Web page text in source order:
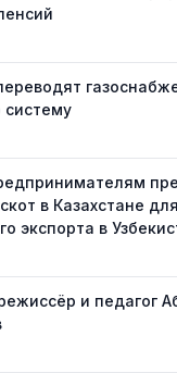
систему
в Казахстане для
экспорта в
и педагог